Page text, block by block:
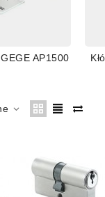
produktu:
AP1500